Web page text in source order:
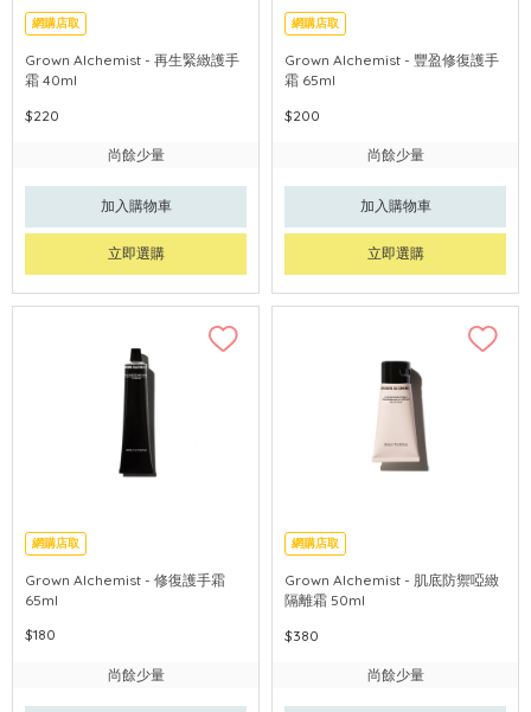
網購店取
Grown Alchemist - 再生緊緻護手
霜 40ml
$220
尚餘少量
加入購物車
立即選購
網購店取
Grown Alchemist - 豐盈修復護手
霜 65ml
$200
尚餘少量
加入購物車
立即選購
網購店取
Grown Alchemist - 修復護手霜
65ml
$180
尚餘少量
網購店取
Grown Alchemist - 肌底防禦啞緻
隔離霜 50ml
$380
尚餘少量